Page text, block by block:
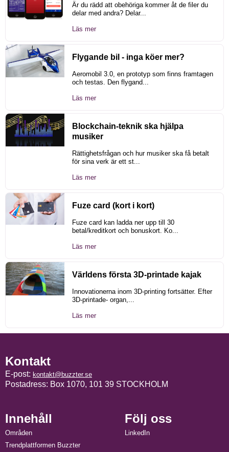
Är du rädd att obehöriga kommer åt de filer du
delar med andra? Delar...
Läs mer
Flygande bil - inga köer mer?
Aeromobil 3.0, en prototyp som finns framtagen
och testas. Den flygand...
Läs mer
Blockchain-teknik ska hjälpa
musiker
Rättighetsfrågan och hur musiker ska få betalt
för sina verk är ett st...
Läs mer
Fuze card (kort i kort)
Fuze card kan ladda ner upp till 30
betal/kreditkort och bonuskort. Ko...
Läs mer
Världens första 3D-printade kajak
Innovationerna inom 3D-printing fortsätter. Efter
3D-printade- organ,...
Läs mer
Kontakt
E-post: kontakt@buzzter.se
Postadress: Box 1070, 101 39 STOCKHOLM
Innehåll
Områden
Trendplattformen Buzzter
Följ oss
LinkedIn